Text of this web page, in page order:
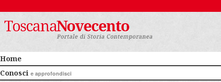
Home
Conosci e approfondisci